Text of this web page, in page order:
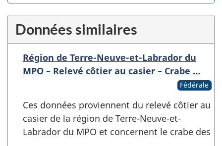
Données similaires
Région de Terre-Neuve-et-Labrador du
MPO – Relevé côtier au casier – Crabe …
Fédérale
Ces données proviennent du relevé côtier au
casier de la région de Terre-Neuve-et-
Labrador du MPO et concernent le crabe des